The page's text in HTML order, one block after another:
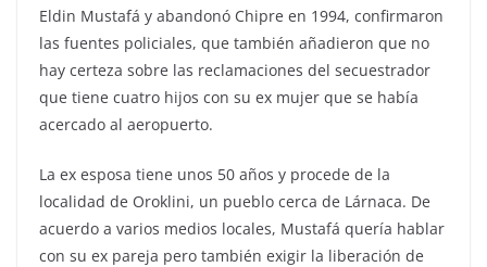
Eldin Mustafá y abandonó Chipre en 1994, confirmaron
las fuentes policiales, que también añadieron que no
hay certeza sobre las reclamaciones del secuestrador
que tiene cuatro hijos con su ex mujer que se había
acercado al aeropuerto.
La ex esposa tiene unos 50 años y procede de la
localidad de Oroklini, un pueblo cerca de Lárnaca. De
acuerdo a varios medios locales, Mustafá quería hablar
con su ex pareja pero también exigir la liberación de